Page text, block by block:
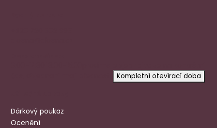
Kompletní otevírací doba
Dárkový poukaz
Ocenění